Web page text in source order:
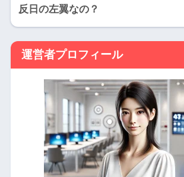
反日の左翼なの？
運営者プロフィール